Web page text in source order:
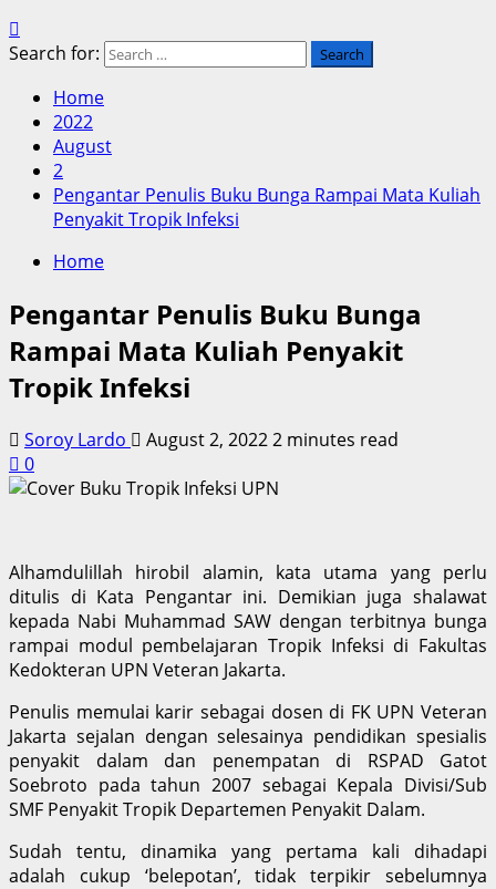
Search for:
Home
2022
August
2
Pengantar Penulis Buku Bunga Rampai Mata Kuliah
Penyakit Tropik Infeksi
Home
Pengantar Penulis Buku Bunga
Rampai Mata Kuliah Penyakit
Tropik Infeksi
Soroy Lardo August 2, 20222 minutes read
0
Alhamdulillah hirobil alamin, kata utama yang perlu
ditulis di Kata Pengantar ini. Demikian juga shalawat
kepada Nabi Muhammad SAW dengan terbitnya bunga
rampai modul pembelajaran Tropik Infeksi di Fakultas
Kedokteran UPN Veteran Jakarta.
Penulis memulai karir sebagai dosen di FK UPN Veteran
Jakarta sejalan dengan selesainya pendidikan spesialis
penyakit dalam dan penempatan di RSPAD Gatot
Soebroto pada tahun 2007 sebagai Kepala Divisi/Sub
SMF Penyakit Tropik Departemen Penyakit Dalam.
Sudah tentu, dinamika yang pertama kali dihadapi
adalah cukup ‘belepotan’, tidak terpikir sebelumnya